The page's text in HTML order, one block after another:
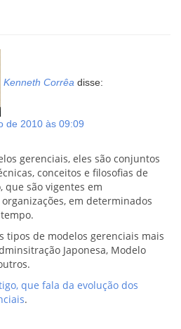
Kenneth Corrêa disse:
de 2010 às 09:09
gerenciais, eles são conjuntos
conceitos e filosofias de
que são vigentes em
em determinados
tipos de modelos gerenciais mais
Japonesa, Modelo
que fala da evolução dos
.